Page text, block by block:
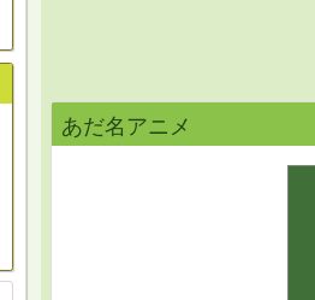
あだ名アニメ